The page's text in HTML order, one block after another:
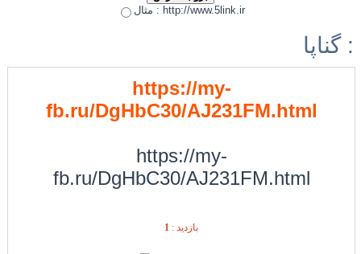
مثال : http://www.5link.ir
گناپا :
https://my-
fb.ru/DgHbC30/AJ231FM.html
https://my-
fb.ru/DgHbC30/AJ231FM.html
بازديد : 1